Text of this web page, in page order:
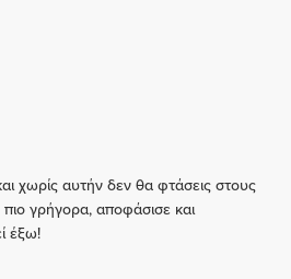
χωρίς αυτήν δεν θα φτάσεις στους
γρήγορα, αποφάσισε και
έξω!